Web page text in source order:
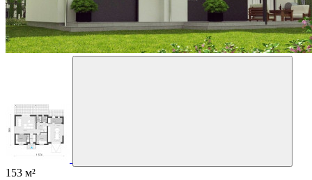
153 м²